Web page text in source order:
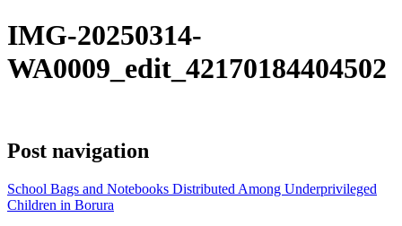
IMG-20250314-
WA0009_edit_42170184404502
Post navigation
School Bags and Notebooks Distributed Among Underprivileged
Children in Borura